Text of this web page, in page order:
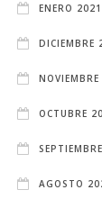
ENERO 2021
DICIEMBRE
OCTUBRE
AGOSTO